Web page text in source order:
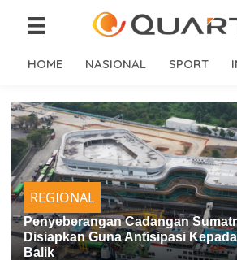
HOME NASIONAL SPORT
REGIONAL
Penyeberangan Cadangan
Disiapkan Guna Antisipasi
Balik